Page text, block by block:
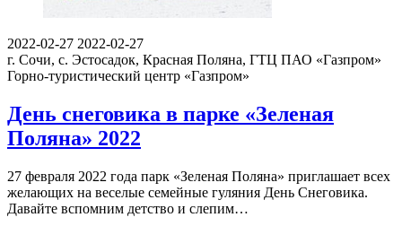
2022-02-27 2022-02-27
г. Сочи, с. Эстосадок, Красная Поляна, ГТЦ ПАО «Газпром»
Горно-туристический центр «Газпром»
День снеговика в парке «Зеленая
Поляна» 2022
27 февраля 2022 года парк «Зеленая Поляна» приглашает всех
желающих на веселые семейные гуляния День Снеговика.
Давайте вспомним детство и слепим…